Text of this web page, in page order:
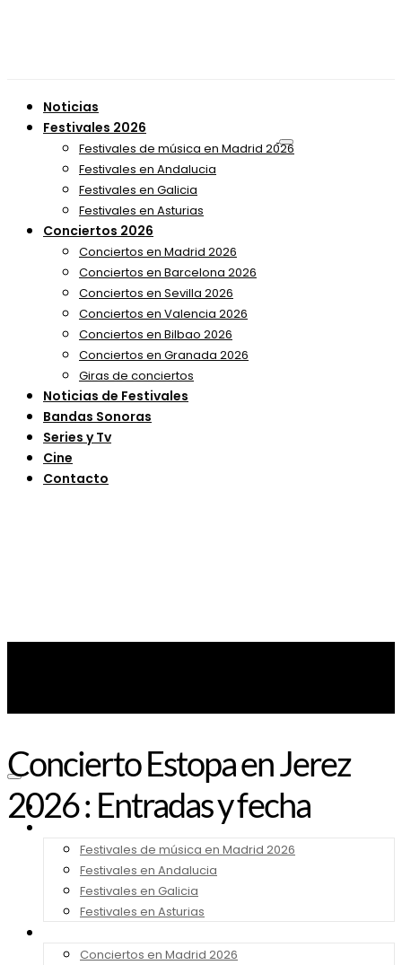
Noticias
Festivales 2026
Festivales de música en Madrid 2026
Festivales en Andalucia
Festivales en Galicia
Festivales en Asturias
Conciertos 2026
Conciertos en Madrid 2026
Conciertos en Barcelona 2026
Conciertos en Sevilla 2026
Conciertos en Valencia 2026
Conciertos en Bilbao 2026
Conciertos en Granada 2026
Giras de conciertos
Noticias de Festivales
Bandas Sonoras
Series y Tv
Cine
Contacto
Noticias
Festivales de música en Madrid 2026
Festivales en Andalucia
Festivales en Galicia
Festivales en Asturias
Conciertos en Madrid 2026
Concierto Estopa en Jerez
2026 : Entradas y fecha